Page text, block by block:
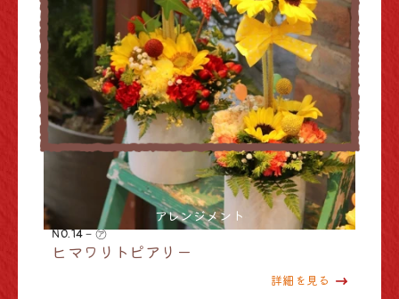
アレンジメント
NO.14－㋐
ヒマワリトピアリー
詳細を見る